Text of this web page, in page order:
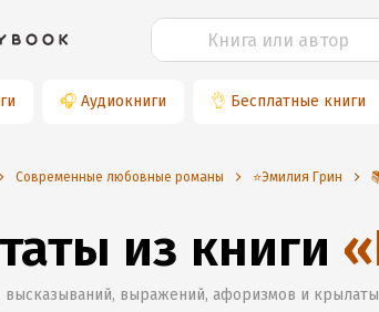
🎧 Аудиокниги 👌 Бесплатные книги
Современные любовные романы ⭐️Эмилия Грин
из книги «
высказываний, выражений, афоризмов и